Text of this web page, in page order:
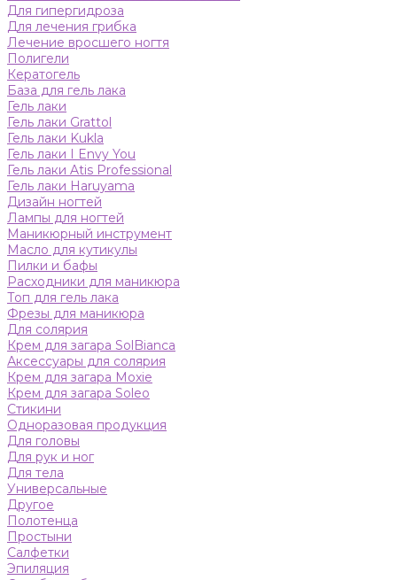
Для гипергидроза
Для лечения грибка
Лечение вросшего ногтя
Полигели
Кератогель
База для гель лака
Гель лаки
Гель лаки Grattol
Гель лаки Kukla
Гель лаки I Envy You
Гель лаки Atis Professional
Гель лаки Haruyama
Дизайн ногтей
Лампы для ногтей
Маникюрный инструмент
Масло для кутикулы
Пилки и бафы
Расходники для маникюра
Топ для гель лака
Фрезы для маникюра
Для солярия
Крем для загара SolBianca
Аксессуары для солярия
Крем для загара Moxie
Крем для загара Soleo
Стикини
Одноразовая продукция
Для головы
Для рук и ног
Для тела
Универсальные
Другое
Полотенца
Простыни
Салфетки
Эпиляция